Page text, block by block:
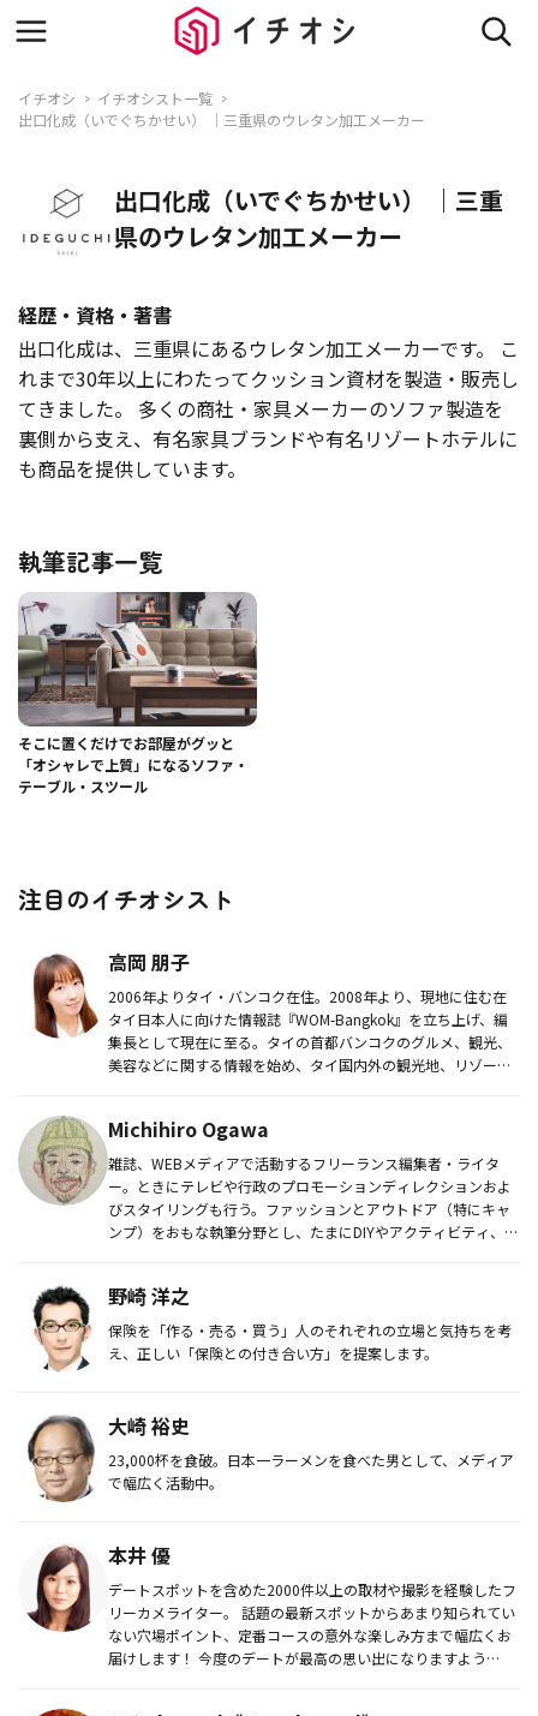
イチオシ
イチオシスト一覧
出口化成（いでぐちかせい） ｜三重県のウレタン加工メーカー
出口化成（いでぐちかせい） ｜三重
県のウレタン加工メーカー
経歴・資格・著書
出口化成は、三重県にあるウレタン加工メーカーです。 こ
れまで30年以上にわたってクッション資材を製造・販売し
てきました。 多くの商社・家具メーカーのソファ製造を
裏側から支え、有名家具ブランドや有名リゾートホテルに
も商品を提供しています。
執筆記事一覧
そこに置くだけでお部屋がグッと
「オシャレで上質」になるソファ・
テーブル・スツール
注目のイチオシスト
高岡 朋子
2006年よりタイ・バンコク在住。2008年より、現地に住む在
タイ日本人に向けた情報誌『WOM-Bangkok』を立ち上げ、編
集長として現在に至る。タイの首都バンコクのグルメ、観光、
美容などに関する情報を始め、タイ国内外の観光地、リゾート
Michihiro Ogawa
雑誌、WEBメディアで活動するフリーランス編集者・ライタ
ー。ときにテレビや行政のプロモーションディレクションおよ
びスタイリングも行う。ファッションとアウトドア（特にキャ
ンプ）をおもな執筆分野とし、たまにDIYやアクティビティ、旅
野崎 洋之
保険を「作る・売る・買う」人のそれぞれの立場と気持ちを考
え、正しい「保険との付き合い方」を提案します。
大崎 裕史
23,000杯を食破。日本一ラーメンを食べた男として、メディア
で幅広く活動中。
本井 優
デートスポットを含めた2000件以上の取材や撮影を経験したフ
リーカメライター。 話題の最新スポットからあまり知られてい
ない穴場ポイント、定番コースの意外な楽しみ方まで幅広くお
届けします！ 今度のデートが最高の思い出になりますよう